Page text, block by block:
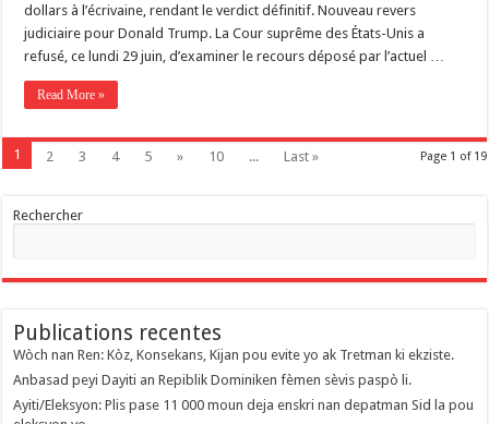
dollars à l’écrivaine, rendant le verdict définitif. Nouveau revers
judiciaire pour Donald Trump. La Cour suprême des États-Unis a
refusé, ce lundi 29 juin, d’examiner le recours déposé par l’actuel …
Read More »
Page 1 of 19
1 2 3 4 5 » 10 ... Last »
Rechercher
Publications recentes
Wòch nan Ren: Kòz, Konsekans, Kijan pou evite yo ak Tretman ki ekziste.
Anbasad peyi Dayiti an Repiblik Dominiken fèmen sèvis paspò li.
Ayiti/Eleksyon: Plis pase 11 000 moun deja enskri nan depatman Sid la pou